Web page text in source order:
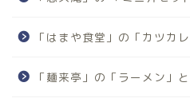
「はまや食堂」の「カツカレ
「麺来亭」の「ラーメン」と